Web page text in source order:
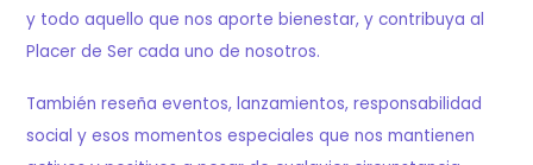
y todo aquello que nos aporte bienestar, y contribuya al
Placer de Ser cada uno de nosotros.
También reseña eventos, lanzamientos, responsabilidad
social y esos momentos especiales que nos mantienen